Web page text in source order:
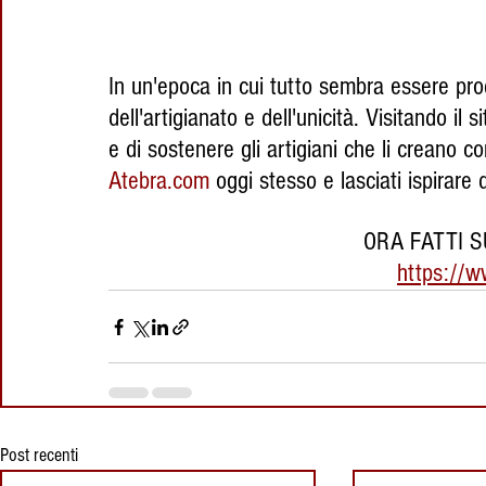
In un'epoca in cui tutto sembra essere
dell'artigianato e dell'unicità. Visitando il
e di sostenere gli artigiani che li creano
Atebra.com oggi stesso e lasciati ispirare
ORA FATTI
https://
Post recenti